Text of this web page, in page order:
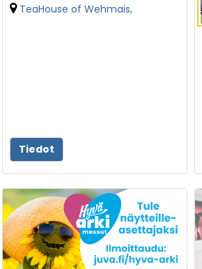
TeaHouse of Wehmais,
Tiedot